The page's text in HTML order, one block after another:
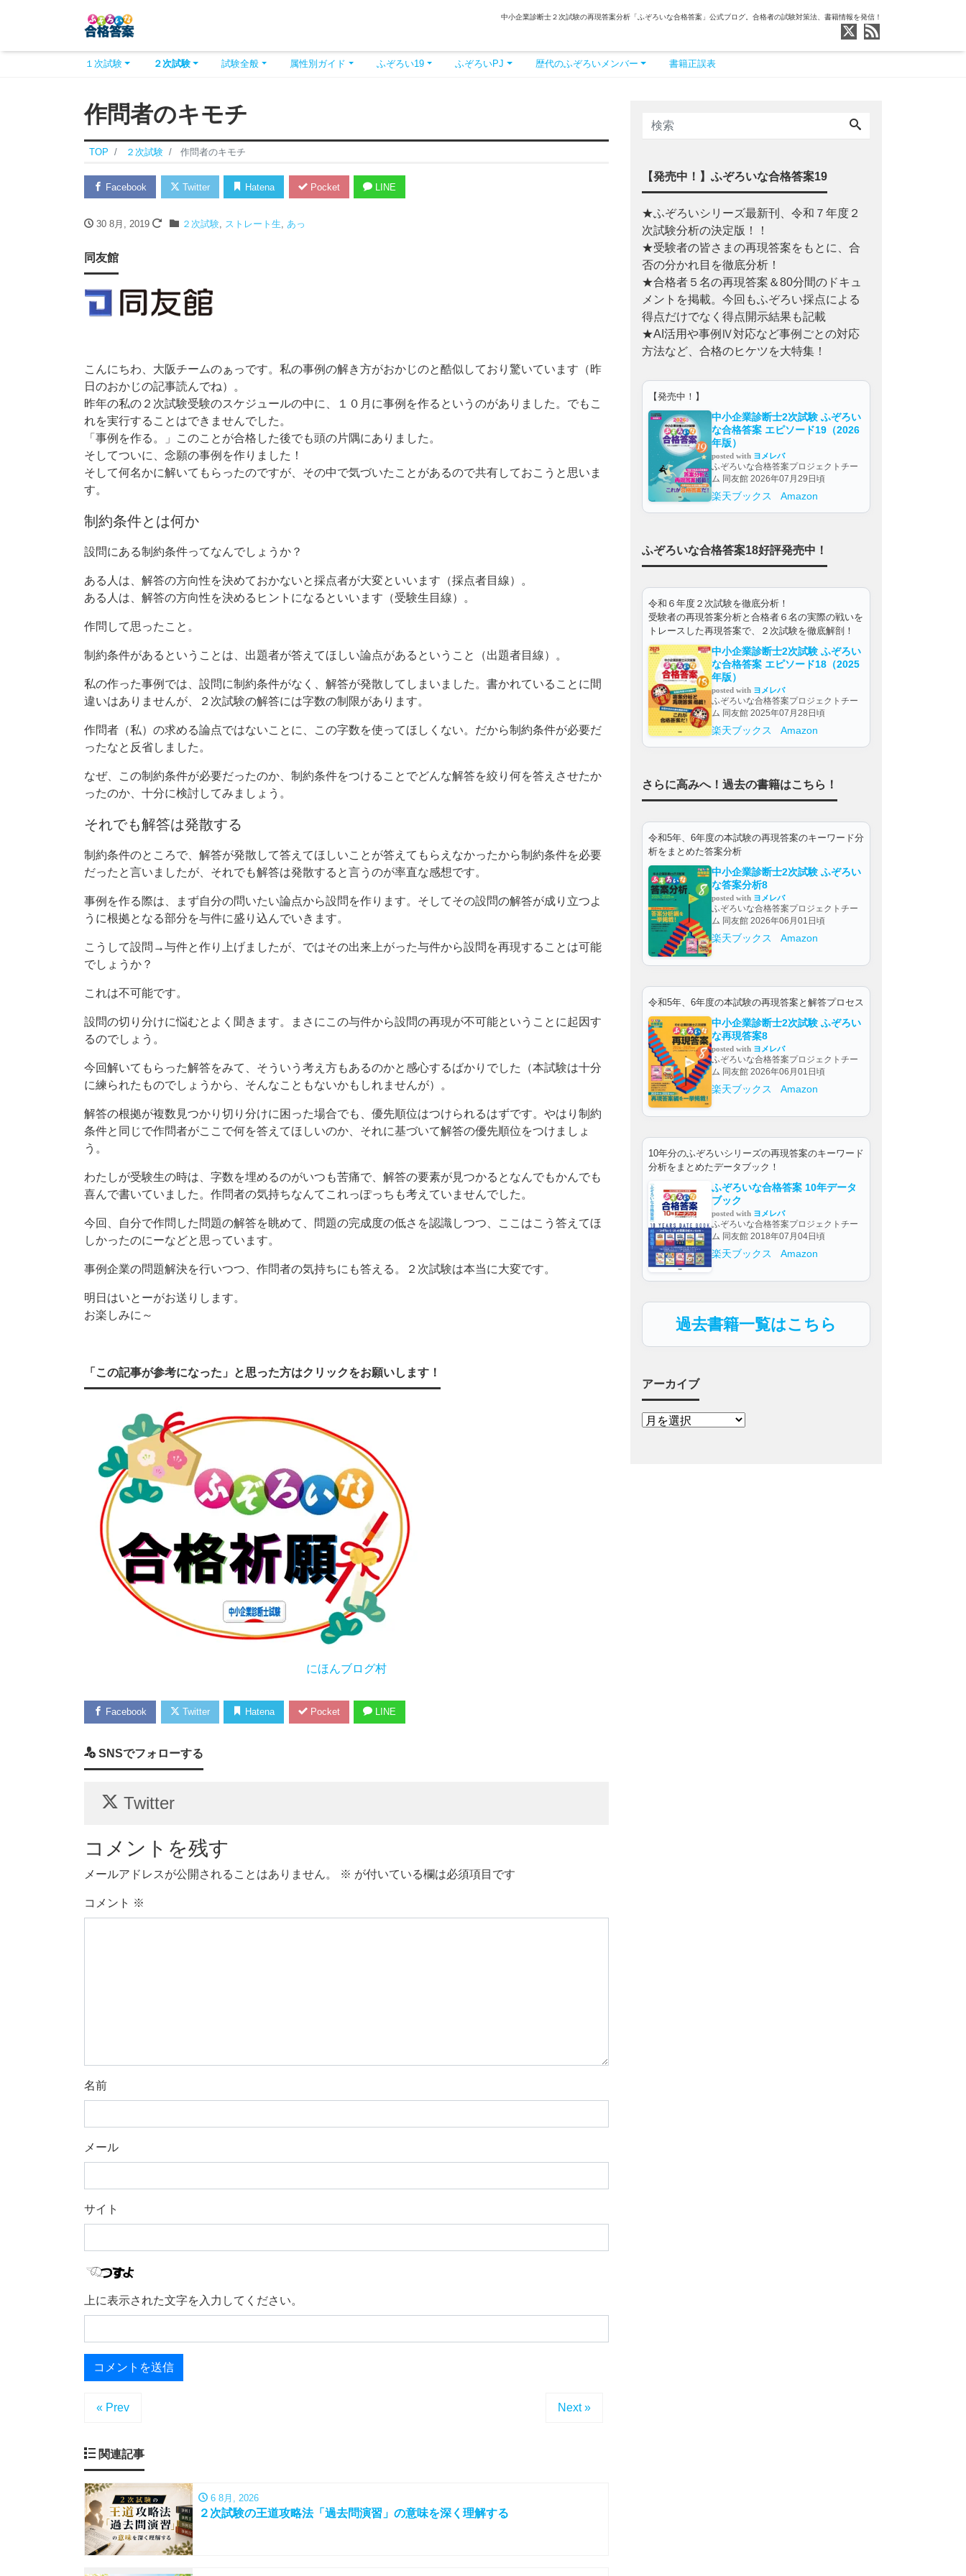
中小企業診断士２次試験の再現答案分析「ふぞろいな合格答案」公式ブログ。合格者の試験対策法、書籍情報を発信！
１次試験 ２次試験 試験全般 属性別ガイド ふぞろい19 ふぞろいPJ 歴代のふぞろいメンバー 書籍正誤表
作問者のキモチ
TOP ２次試験 作問者のキモチ
Facebook Twitter Hatena Pocket LINE
30 8月, 2019 ２次試験, ストレート生 あっ
同友館
こんにちわ、大阪チームのぁっです。私の事例の解き方がおかじのと酷似しており驚いています（昨
日のおかじの記事読んでね）。
昨年の私の２次試験受験のスケジュールの中に、１０月に事例を作るというのがありました。でもこ
れを実行することはできませんでした。
「事例を作る。」このことが合格した後でも頭の片隅にありました。
そしてついに、念願の事例を作りました！
そして何名かに解いてもらったのですが、その中で気づいたことがあるので共有しておこうと思いま
す。
制約条件とは何か
設問にある制約条件ってなんでしょうか？
ある人は、解答の方向性を決めておかないと採点者が大変といいます（採点者目線）。
ある人は、解答の方向性を決めるヒントになるといいます（受験生目線）。
作問して思ったこと。
制約条件があるということは、出題者が答えてほしい論点があるということ（出題者目線）。
私の作った事例では、設問に制約条件がなく、解答が発散してしまいました。書かれていることに間
違いはありませんが、２次試験の解答には字数の制限があります。
作問者（私）の求める論点ではないことに、この字数を使ってほしくない。だから制約条件が必要だ
ったなと反省しました。
なぜ、この制約条件が必要だったのか、制約条件をつけることでどんな解答を絞り何を答えさせたか
ったのか、十分に検討してみましょう。
それでも解答は発散する
制約条件のところで、解答が発散して答えてほしいことが答えてもらえなかったから制約条件を必要
だったと言いましたが、それでも解答は発散すると言うのが率直な感想です。
事例を作る際は、まず自分の問いたい論点から設問を作ります。そしてその設問の解答が成り立つよ
うに根拠となる部分を与件に盛り込んでいきます。
こうして設問→与件と作り上げましたが、ではその出来上がった与件から設問を再現することは可能
でしょうか？
これは不可能です。
設問の切り分けに悩むとよく聞きます。まさにこの与件から設問の再現が不可能ということに起因す
るのでしょう。
今回解いてもらった解答をみて、そういう考え方もあるのかと感心するばかりでした（本試験は十分
に練られたものでしょうから、そんなこともないかもしれませんが）。
解答の根拠が複数見つかり切り分けに困った場合でも、優先順位はつけられるはずです。やはり制約
条件と同じで作問者がここで何を答えてほしいのか、それに基づいて解答の優先順位をつけましょ
う。
わたしが受験生の時は、字数を埋めるのがいつも苦痛で、解答の要素が見つかるとなんでもかんでも
喜んで書いていました。作問者の気持ちなんてこれっぽっちも考えていませんでした。
今回、自分で作問した問題の解答を眺めて、問題の完成度の低さを認識しつつ、ここはこう答えてほ
しかったのにーなどと思っています。
事例企業の問題解決を行いつつ、作問者の気持ちにも答える。２次試験は本当に大変です。
明日はいとーがお送りします。
お楽しみに～
「この記事が参考になった」と思った方はクリックをお願いします！
にほんブログ村
Facebook Twitter Hatena Pocket LINE
SNSでフォローする
Twitter
コメントを残す
メールアドレスが公開されることはありません。 ※ が付いている欄は必須項目です
コメント ※
名前
メール
サイト
上に表示された文字を入力してください。
« Prev Next »
関連記事
6 8月, 2026
２次試験の王道攻略法「過去問演習」の意味を深く理解する
【発売中！】ふぞろいな合格答案19
★ふぞろいシリーズ最新刊、令和７年度２
次試験分析の決定版！！
★受験者の皆さまの再現答案をもとに、合
否の分かれ目を徹底分析！
★合格者５名の再現答案＆80分間のドキュ
メントを掲載。今回もふぞろい採点による
得点だけでなく得点開示結果も記載
★AI活用や事例Ⅳ対応など事例ごとの対応
方法など、合格のヒケツを大特集！
【発売中！】
中小企業診断士2次試験 ふぞろい
な合格答案 エピソード19（2026
年版）
posted with ヨメレバ
ふぞろいな合格答案プロジェクトチー
ム 同友館 2026年07月29日頃
楽天ブックス Amazon
ふぞろいな合格答案18好評発売中！
令和６年度２次試験を徹底分析！
受験者の再現答案分析と合格者６名の実際の戦いを
トレースした再現答案で、２次試験を徹底解剖！
中小企業診断士2次試験 ふぞろい
な合格答案 エピソード18（2025
年版）
posted with ヨメレバ
ふぞろいな合格答案プロジェクトチー
ム 同友館 2025年07月28日頃
楽天ブックス Amazon
さらに高みへ！過去の書籍はこちら！
令和5年、6年度の本試験の再現答案のキーワード分
析をまとめた答案分析
中小企業診断士2次試験 ふぞろい
な答案分析8
posted with ヨメレバ
ふぞろいな合格答案プロジェクトチー
ム 同友館 2026年06月01日頃
楽天ブックス Amazon
令和5年、6年度の本試験の再現答案と解答プロセス
中小企業診断士2次試験 ふぞろい
な再現答案8
posted with ヨメレバ
ふぞろいな合格答案プロジェクトチー
ム 同友館 2026年06月01日頃
楽天ブックス Amazon
10年分のふぞろいシリーズの再現答案のキーワード
分析をまとめたデータブック！
ふぞろいな合格答案 10年データ
ブック
posted with ヨメレバ
ふぞろいな合格答案プロジェクトチー
ム 同友館 2018年07月04日頃
楽天ブックス Amazon
過去書籍一覧はこちら
アーカイブ